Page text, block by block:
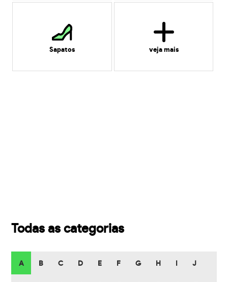
Sapatos veja mais
Todas as categorias
A B C D E F G H J